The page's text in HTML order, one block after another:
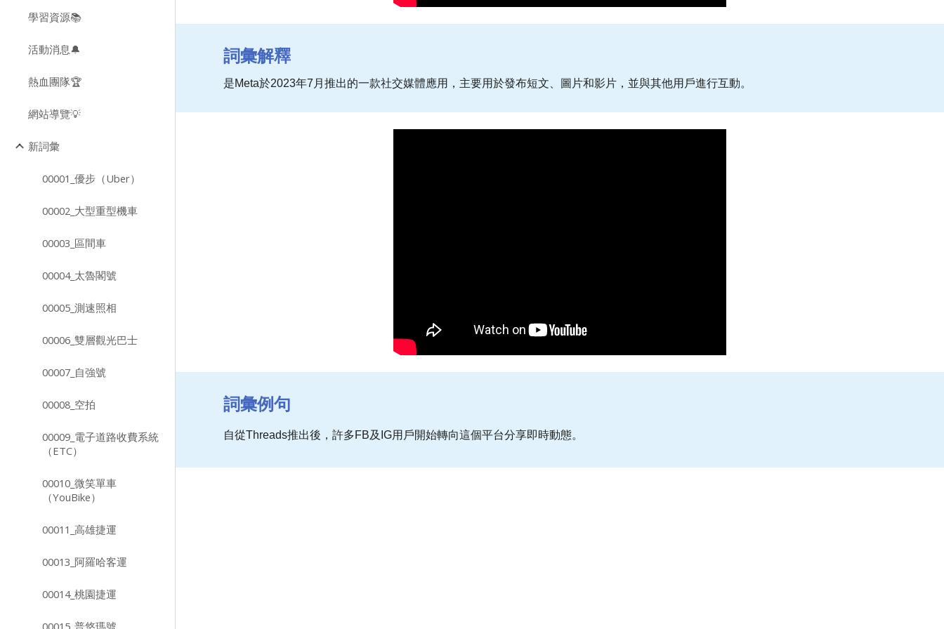
學習資源📚
活動消息🔔
熱血團隊🏆
網站導覽💡
新詞彙
00001_優步（Uber）
00002_大型重型機車
00003_區間車
00004_太魯閣號
00005_測速照相
00006_雙層觀光巴士
00007_自強號
00008_空拍
00009_電子道路收費系統
（ETC）
00010_微笑單車
（YouBike）
00011_高雄捷運
00013_阿羅哈客運
00014_桃園捷運
00015_普悠瑪號
詞彙解釋
是Meta於2023年7月推出的一款社交媒體應用，主要用於發布短文、圖片和影片，並與其他用戶進行互動。
詞彙例句
自從Threads推出後，許多FB及IG用戶開始轉向這個平台分享即時動態。